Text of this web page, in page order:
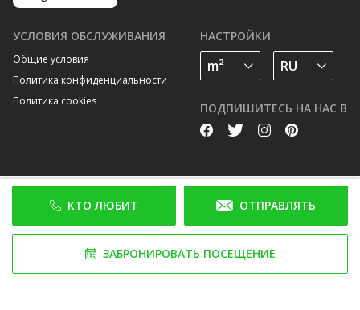
КТО ЛЮБИТ ОТПРАВЛЯТЬ
ЗАБРОНИРОВАТЬ ПОСЕЩЕНИЕ
УСЛОВИЯ ОБСЛУЖИВАНИЯ
Общие условия
Политика конфиденциальности
Политика cookies
НАСТРОЙКИ
ПОДПИШИТЕСЬ НА НАС В